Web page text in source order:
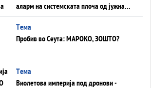
аларм на системската плоча од јужна
Германија до Црното Море...
Tема
Пробив во Сеута: МАРОКО, ЗОШТО?
Tема
Виолетова империја под дронови -